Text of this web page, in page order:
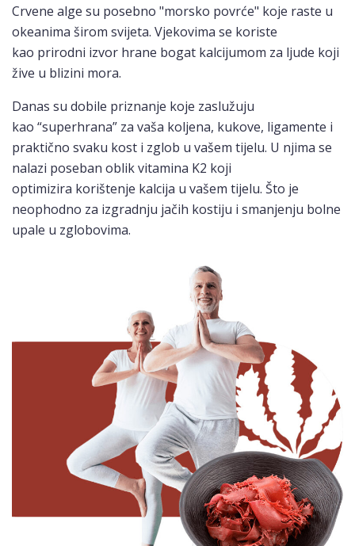
Crvene alge su posebno "morsko povrće" koje raste u
okeanima širom svijeta. Vjekovima se koriste
kao prirodni izvor hrane bogat kalcijumom za ljude koji
žive u blizini mora.
Danas su dobile priznanje koje zaslužuju
kao “superhrana” za vaša koljena, kukove, ligamente i
praktično svaku kost i zglob u vašem tijelu. U njima se
nalazi poseban oblik vitamina K2 koji
optimizira korištenje kalcija u vašem tijelu. Što je
neophodno za izgradnju jačih kostiju i smanjenju bolne
upale u zglobovima.